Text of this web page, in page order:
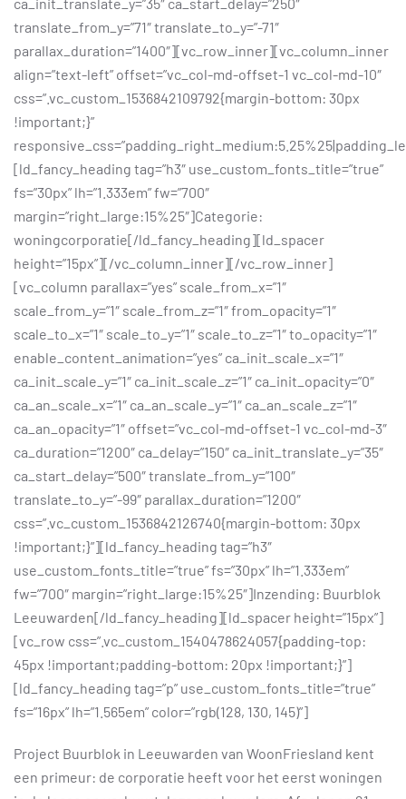
ca_init_translate_y=”35″ ca_start_delay=”250″
translate_from_y=”71″ translate_to_y=”-71″
parallax_duration=”1400″][vc_row_inner][vc_column_inner
align=”text-left” offset=”vc_col-md-offset-1 vc_col-md-10″
css=”.vc_custom_1536842109792{margin-bottom: 30px
!important;}”
[ld_fancy_heading tag=”h3″ use_custom_fonts_title=”true”
fs=”30px” lh=”1.333em” fw=”700″
margin=”right_large:15%25″]Categorie:
woningcorporatie[/ld_fancy_heading][ld_spacer
height=”15px”][/vc_column_inner][/vc_row_inner]
[vc_column parallax=”yes” scale_from_x=”1″
scale_from_y=”1″ scale_from_z=”1″ from_opacity=”1″
scale_to_x=”1″ scale_to_y=”1″ scale_to_z=”1″ to_opacity=”1″
enable_content_animation=”yes” ca_init_scale_x=”1″
ca_init_scale_y=”1″ ca_init_scale_z=”1″ ca_init_opacity=”0″
ca_an_scale_x=”1″ ca_an_scale_y=”1″ ca_an_scale_z=”1″
ca_an_opacity=”1″ offset=”vc_col-md-offset-1 vc_col-md-3″
ca_duration=”1200″ ca_delay=”150″ ca_init_translate_y=”35″
ca_start_delay=”500″ translate_from_y=”100″
translate_to_y=”-99″ parallax_duration=”1200″
css=”.vc_custom_1536842126740{margin-bottom: 30px
!important;}”][ld_fancy_heading tag=”h3″
use_custom_fonts_title=”true” fs=”30px” lh=”1.333em”
fw=”700″ margin=”right_large:15%25″]Inzending: Buurblok
Leeuwarden[/ld_fancy_heading][ld_spacer height=”15px”]
[vc_row css=”.vc_custom_1540478624057{padding-top:
45px !important;padding-bottom: 20px !important;}”]
[ld_fancy_heading tag=”p” use_custom_fonts_title=”true”
fs=”16px” lh=”1.565em” color=”rgb(128, 130, 145)”]
Project Buurblok in Leeuwarden van WoonFriesland kent
een primeur: de corporatie heeft voor het eerst woningen